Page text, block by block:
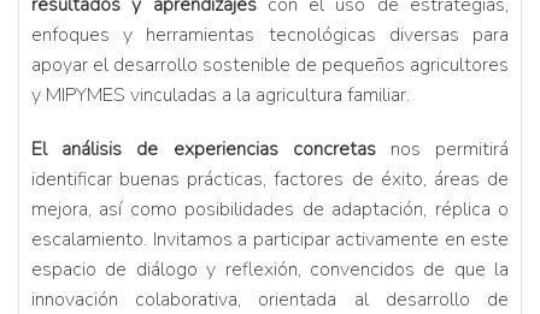
enfoques y herramientas tecnológicas diversas para
apoyar el desarrollo sostenible de pequeños agricultores
y MIPYMES vinculadas a la agricultura familiar.
El análisis de experiencias concretasnos permitirá
identificar buenas prácticas, factores de éxito, áreas de
mejora, así como posibilidades de adaptación, réplica o
escalamiento. Invitamos a participar activamente en este
espacio de diálogo y reflexión, convencidos de que la
innovación colaborativa, orientada al desarrollo de